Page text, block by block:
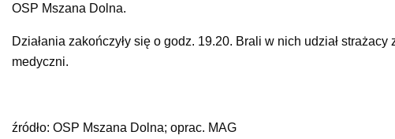
OSP Mszana Dolna.
Działania zakończyły się o godz. 19.20. Brali w nich udział
medyczni.
źródło: OSP Mszana Dolna; oprac. MAG